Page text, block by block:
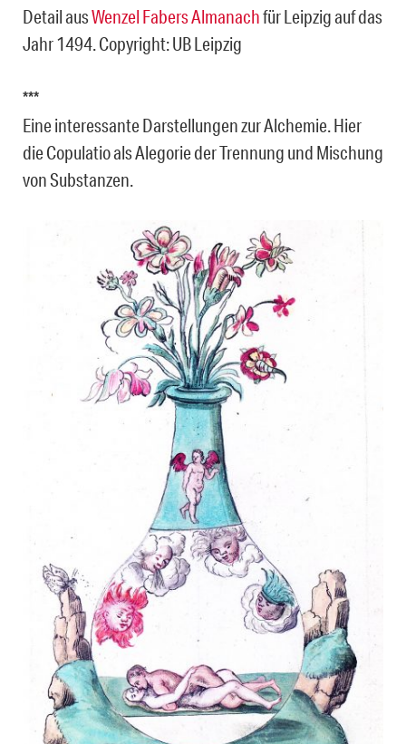
Detail ausWenzel Fabers Almanachfür Leipzig auf das
Jahr 1494. Copyright: UB Leipzig
***
Eine interessante Darstellungen zur Alchemie. Hier
die Copulatio als Alegorie der Trennung und Mischung
von Substanzen.